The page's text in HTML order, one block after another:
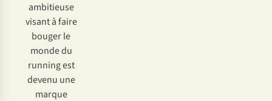
ambitieuse
visant à faire
bouger le
monde du
running est
devenu une
marque